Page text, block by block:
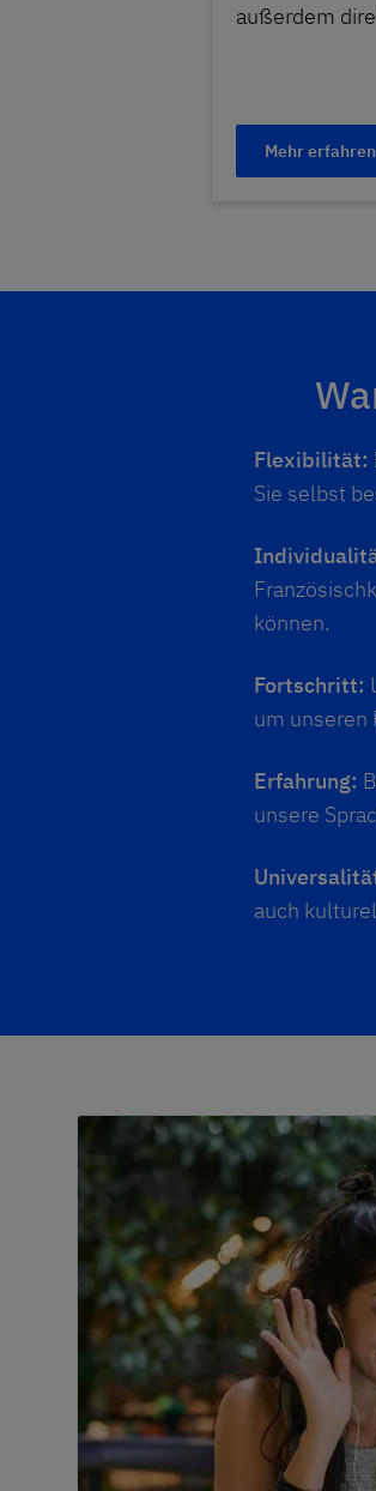
außerdem
Mehr erfahren
Flexibilität:
Sie selbst
können.
Fortschritt:
um unseren
Erfahrung:
unsere
auch